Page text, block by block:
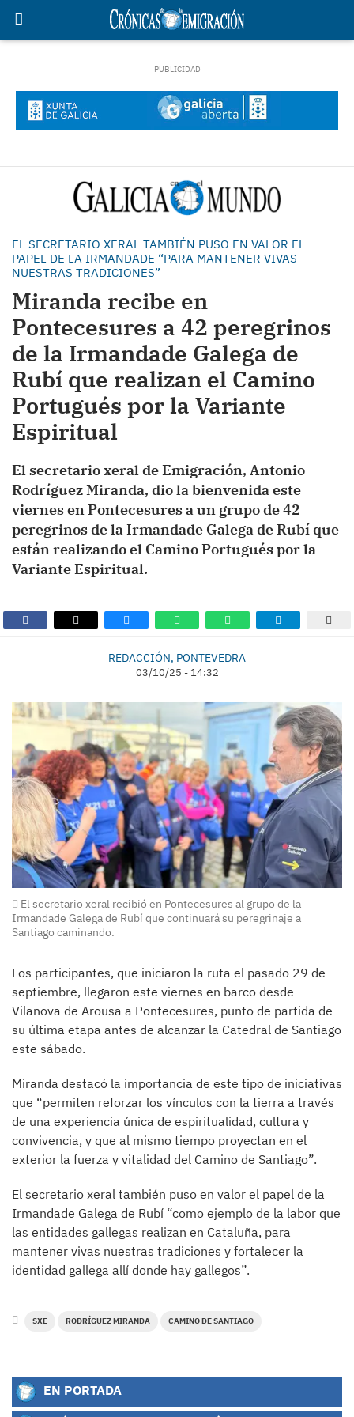
EL SECRETARIO XERAL TAMBIÉN PUSO EN VALOR EL
PAPEL DE LA IRMANDADE “PARA MANTENER VIVAS
NUESTRAS TRADICIONES”
Miranda recibe en
Pontecesures a 42 peregrinos
de la Irmandade Galega de
Rubí que realizan el Camino
Portugués por la Variante
Espiritual
El secretario xeral de Emigración, Antonio
Rodríguez Miranda, dio la bienvenida este
viernes en Pontecesures a un grupo de 42
peregrinos de la Irmandade Galega de Rubí que
están realizando el Camino Portugués por la
Variante Espiritual.
REDACCIÓN, PONTEVEDRA
03/10/25 - 14:32
El secretario xeral recibió en Pontecesures al grupo de la
Irmandade Galega de Rubí que continuará su peregrinaje a
Santiago caminando.
Los participantes, que iniciaron la ruta el pasado 29 de
septiembre, llegaron este viernes en barco desde
Vilanova de Arousa a Pontecesures, punto de partida de
su última etapa antes de alcanzar la Catedral de Santiago
este sábado.
Miranda destacó la importancia de este tipo de iniciativas
que “permiten reforzar los vínculos con la tierra a través
de una experiencia única de espiritualidad, cultura y
convivencia, y que al mismo tiempo proyectan en el
exterior la fuerza y vitalidad del Camino de Santiago”.
El secretario xeral también puso en valor el papel de la
Irmandade Galega de Rubí “como ejemplo de la labor que
las entidades gallegas realizan en Cataluña, para
mantener vivas nuestras tradiciones y fortalecer la
identidad gallega allí donde hay gallegos”.
SXE RODRÍGUEZ MIRANDA CAMINO DE SANTIAGO
EN PORTADA